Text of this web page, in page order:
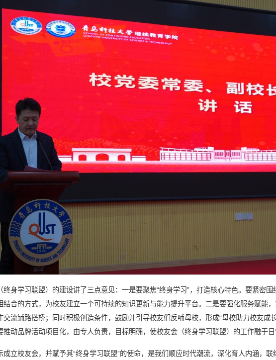
身学习联盟）的建设讲了三点意见：一是要聚焦“终身学习”，打造核心特色。要紧密围
合的方式，为校友建立一个可持续的知识更新与能力提升平台。二是要强化服务赋能
流铺路搭桥；同时积极创造条件，鼓励并引导校友们反哺母校，形成“母校助力校友成
动品牌活动项目化，由专人负责，目标明确，使校友会（终身学习联盟）的工作融于日
立校友会，并赋予其“终身学习联盟”的使命，是我们顺应时代潮流，深化育人内涵，联